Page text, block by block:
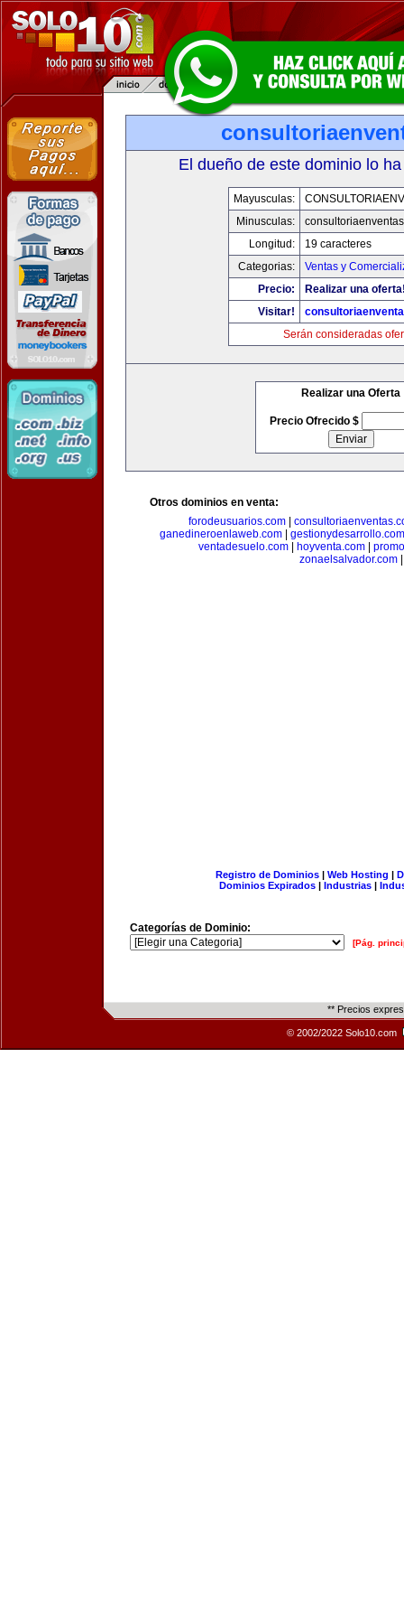
El dueño de este dominio lo
Mayusculas:
Minusculas:
Longitud:
19 caracteres
Categorias:
Ventas y
Precio:
Realizar una
Visitar!
Serán consideradas
Realizar una Oferta
Precio Ofrecido $
Otros dominios en venta:
forodeusuarios.com
ganedineroenlaweb.com
gestionydesarrollo.com
ventadesuelo.com
hoyventa.com
zonaelsalvador.com|
Registro de Dominios| Web Hosting |
Dominios Expirados | Industrias |
Categorías de Dominio:
[Pág.
** Precios
© 2002/2022 Solo10.com